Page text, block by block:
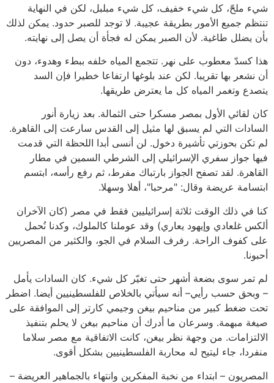
شيء ملحّ، كل شيء خفيف، كل شيء مبلبل، لكن في النهاية
تنتظم جميع الأمور بطريقة عجيبة. لا توجد للصبر حدود. يمكن لذلك
بأن يضلل طاغية. لأن الصبر يمكن له فجأة أن يصل إلى نهايته.
هذا كسدّ معطوب على نهر. تتجمع المياه خلفه ببطء وهدوء، دون
أن نشعر بها تقريبا. لكن عند بلوغها ارتفاعا خطيرا فإن السد
يتصدع وتغمر المياه كل ما يعترض طريقها.
كان لقائي الأول بمصر مسكرا حتى الثمالة. بعد زيارة أنور
السادات التي لم يسبق لها مثيل إلى القدس سارعت إلى القاهرة.
لم تكن بحوزتي تأشيرة دخول. لن أنسى أبدا اللحظة التي قدمت
فيها جواز سفري الإسرائيلي إلى الشرطي السمين في مطار
القاهرة. لقد تصفح الجواز بارتباك مفرط، ثم رفع رأسه، ابتسم
ابتسامة عريضة وقال: "مرحبا"، أهلا وسهلا.
كنا في ذلك الوقت ثلاثة إسرائيليين فقط في مصر (كان الآخران
ألكس غلعادي وإيهود يعاري) وقد عوملنا كالملوك، وكدنا نُحمل
على كفوف الراحة. رفرف السلام في الجو، والكثير من المصريين
أحبونا.
لم تمر سوى بضعة أشهر حتى تغيّر كل شيء. كان السادات يأمل
– وبحق حسب رأيي– أنه سيأتي بالخلاص للفلسطينيين أيضا. اضطر
تحت ضغط كبير من مناحيم بيغن وجيمي كارتر إلى الموافقة على
صيغة مبهمة. وسرعان ما أدرك أن مناحيم بيغن لا يحلم بتنفيذ
الالتزامات. من وجهة نظر بيغن، كانت الاتفاقية مع مصر سلاما
منفردا، جاء ليتيح له محاربة الفلسطينيين بشكل أقوى.
المصريون – ابتداء من نخبة المفكرين وانتهاء بالجماهير العريضة –